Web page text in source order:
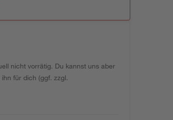
nicht vorrätig. Du kannst uns aber
für dich (ggf. zzgl.